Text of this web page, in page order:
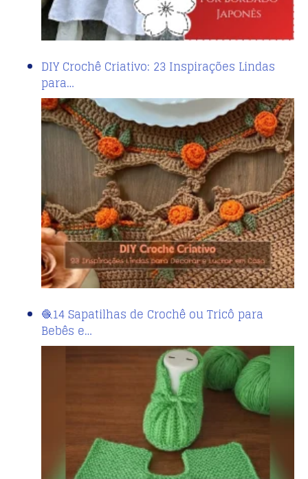
DIY Crochê Criativo: 23 Inspirações Lindas
para…
🧶14 Sapatilhas de Crochê ou Tricô para
Bebês e…